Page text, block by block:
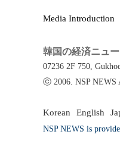
Media Introduction
韓国の経済ニュ
07236 2F 750,
ⓒ 2006. NSP NEWS
Korean English
NSP NEWS is